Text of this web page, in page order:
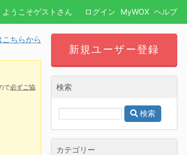
ようこそゲストさん ログイン MyWOX ヘルプ
ちらから
で必ずご協
新規ユーザー登録
検索
検索
カテゴリー